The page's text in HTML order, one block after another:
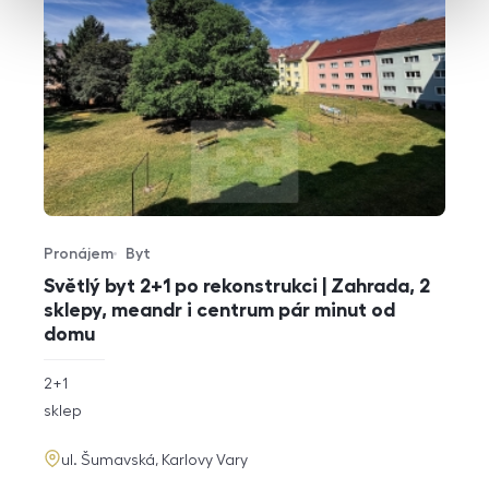
Světlý byt 2+1 po rekonstrukci | Zahrada, 2
sklepy, meandr i centrum pár minut od
domu
Typ nabídky
Pronájem
Typ nemovitosti
Byt
rozměry
2+1
funkce
sklep
adresa
ul. Šumavská, Karlovy Vary